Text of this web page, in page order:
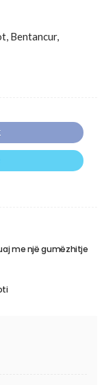
Bentancur,
me një gumëzhitje